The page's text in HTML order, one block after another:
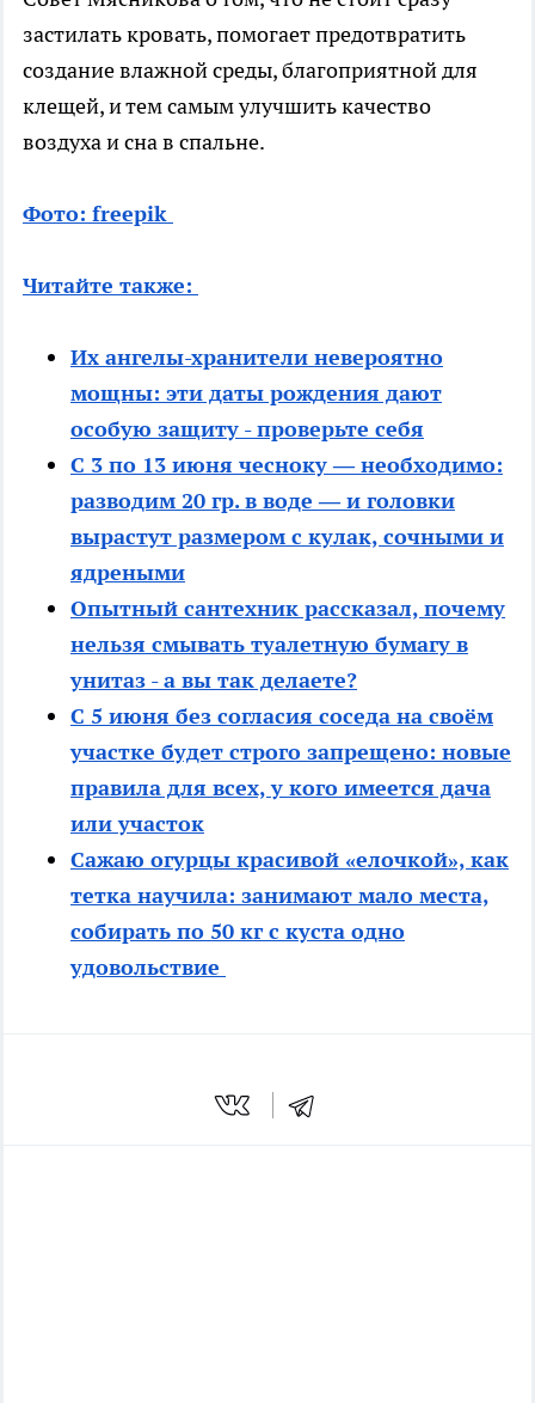
застилать кровать, помогает предотвратить
создание влажной среды, благоприятной для
клещей, и тем самым улучшить качество
воздуха и сна в спальне.
Фото: freepik
Читайте также:
Их ангелы-хранители невероятно
мощны: эти даты рождения дают
особую защиту - проверьте себя
С 3 по 13 июня чесноку — необходимо:
разводим 20 гр. в воде — и головки
вырастут размером с кулак, сочными и
ядреными
Опытный сантехник рассказал, почему
нельзя смывать туалетную бумагу в
унитаз - а вы так делаете?
С 5 июня без согласия соседа на своём
участке будет строго запрещено: новые
правила для всех, у кого имеется дача
или участок
Сажаю огурцы красивой «елочкой», как
тетка научила: занимают мало места,
собирать по 50 кг с куста одно
удовольствие